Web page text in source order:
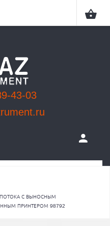
43-03
С ВЫНОСНЫМ
ПРИНТЕРОМ 98792